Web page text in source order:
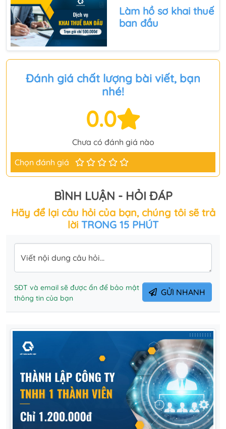
Làm hồ sơ khai thuế
ban đầu
Đánh giá chất lượng bài viết, bạn
nhé!
0.0
Chưa có đánh giá nào
Chọn đánh giá
BÌNH LUẬN - HỎI ĐÁP
Hãy để lại câu hỏi của bạn, chúng tôi sẽ trả
lời TRONG 15 PHÚT
Viết nội dung câu hỏi...
SĐT và email sẽ được ẩn để bảo mật
thông tin của bạn
GỬI NHANH